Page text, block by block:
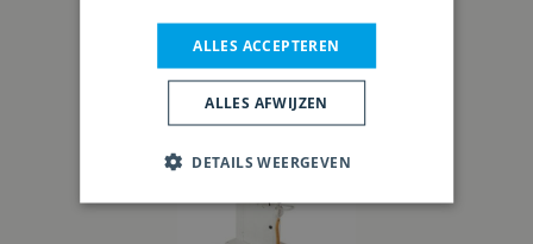
ALLES ACCEPTEREN
ALLES AFWIJZEN
DETAILS WEERGEVEN